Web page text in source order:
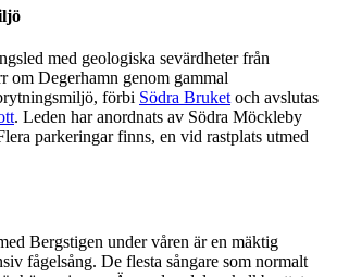
med geologiska sevärdheter från
om Degerhamn genom gammal
förbi Södra Bruketoch avslutas
. Leden har anordnats av Södra Möckleby
parkeringar finns, en vid rastplats utmed
Bergstigen under våren är en mäktig
fågelsång. De flesta sångare som normalt